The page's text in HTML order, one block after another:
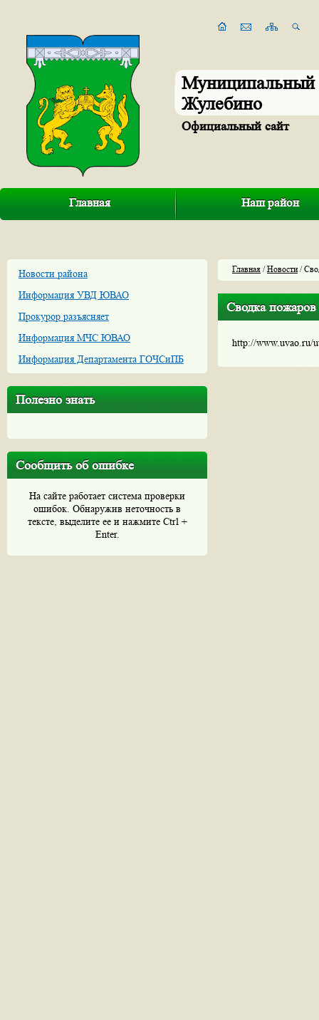
Муниципальный
Жулебино
Официальный сайт
Главная Наш район
Новости района
Информация УВД ЮВАО
Прокурор разъясняет
Информация МЧС ЮВАО
Информация Департамента ГОЧСиПБ
Полезно знать
Сообщить об ошибке
На сайте работает система проверки
ошибок. Обнаружив неточность в
тексте, выделите ее и нажмите Ctrl +
Enter.
Главная /Новости/
Сводка пожаров
http://www.uvao.ru/